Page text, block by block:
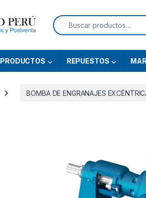
Search for:
PRODUCTOS REPUESTOS
BOMBA DE ENGRANAJES